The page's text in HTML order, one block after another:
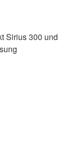
Sirius 300 und